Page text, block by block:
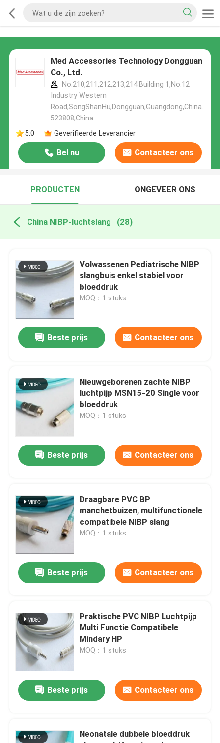
Med Accessories Technology Dongguan
Co., Ltd.
No.210,211,212,213,214,Building 1,No.12
Industry Western
Road,SongShanHu,Dongguan,Guangdong,China.
523808,China
5.0
Geverifieerde Leverancier
Bel nu Contacteer ons
PRODUCTEN ONGEVEER ONS
China NIBP-luchtslang (28)
Volwassenen Pediatrische NIBP
slangbuis enkel stabiel voor
bloeddruk
MOQ：1 stuks
Beste prijs Contacteer ons
Nieuwgeborenen zachte NIBP
luchtpijp MSN15-20 Single voor
bloeddruk
MOQ：1 stuks
Beste prijs Contacteer ons
Draagbare PVC BP
manchetbuizen, multifunctionele
compatibele NIBP slang
MOQ：1 stuks
Beste prijs Contacteer ons
Praktische PVC NIBP Luchtpijp
Multi Functie Compatibele
Mindary HP
MOQ：1 stuks
Beste prijs Contacteer ons
Neonatale dubbele bloeddruk